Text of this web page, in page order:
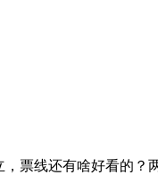
票线还有啥好看的